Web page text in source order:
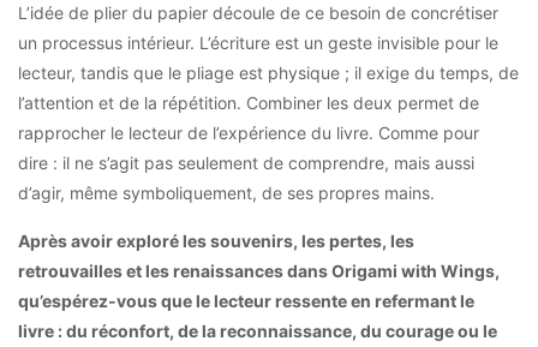
L’idée de plier du papier découle de ce besoin de concrétiser
un processus intérieur. L’écriture est un geste invisible pour le
lecteur, tandis que le pliage est physique ; il exige du temps, de
l’attention et de la répétition. Combiner les deux permet de
rapprocher le lecteur de l’expérience du livre. Comme pour
dire : il ne s’agit pas seulement de comprendre, mais aussi
d’agir, même symboliquement, de ses propres mains.
Après avoir exploré les souvenirs, les pertes, les
retrouvailles et les renaissances dans Origami with Wings,
qu’espérez-vous que le lecteur ressente en refermant le
livre : du réconfort, de la reconnaissance, du courage ou le